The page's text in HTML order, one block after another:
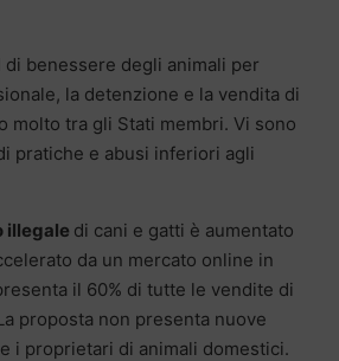
di benessere degli animali per
la detenzione e la vendita di
molto tra gli Stati membri. Vi sono
pratiche e abusi inferiori agli
illegale di cani e gatti è aumentato
da un mercato online in
il 60% di tutte le vendite di
proposta non presenta nuove
i proprietari di animali domestici.